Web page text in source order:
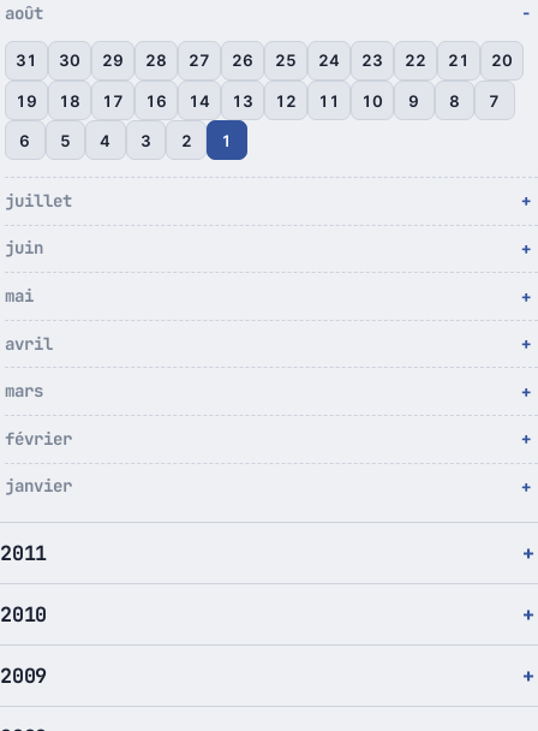
août
31 30 29 28 27 26 25 24 23 22 21 20
19 18 17 16 14 13 12 11 10 9 8 7
6 5 4 3 2 1
juillet
juin
mai
avril
mars
février
janvier
2011
2010
2009